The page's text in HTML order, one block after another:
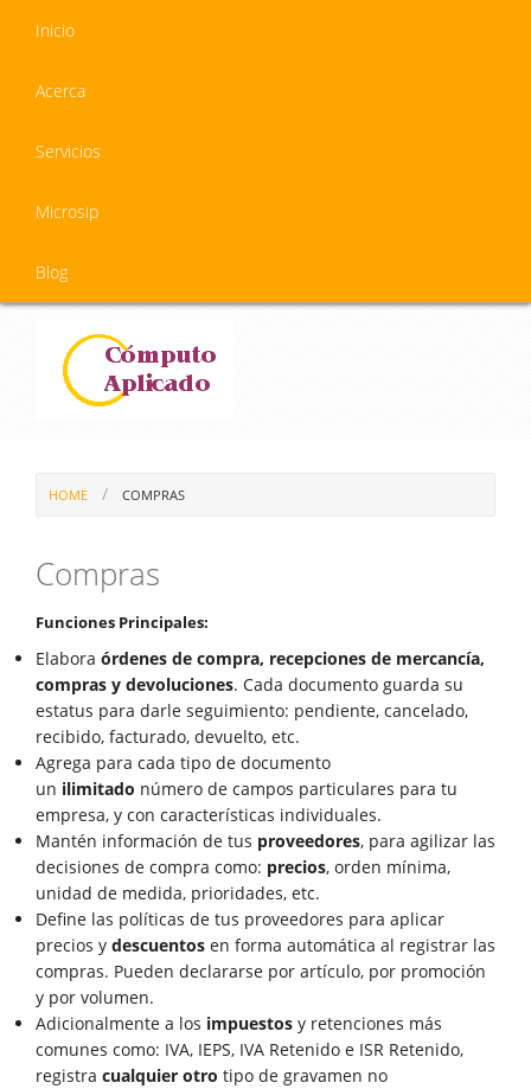
Inicio
Acerca
Servicios
Microsip
Blog
HOME COMPRAS
Compras
Funciones Principales:
Elabora órdenes de compra, recepciones de mercancía,
compras y devoluciones. Cada documento guarda su
estatus para darle seguimiento: pendiente, cancelado,
recibido, facturado, devuelto, etc.
Agrega para cada tipo de documento
un ilimitado número de campos particulares para tu
empresa, y con características individuales.
Mantén información de tus proveedores, para agilizar las
decisiones de compra como: precios, orden mínima,
unidad de medida, prioridades, etc.
Define las políticas de tus proveedores para aplicar
precios y descuentos en forma automática al registrar las
compras. Pueden declararse por artículo, por promoción
y por volumen.
Adicionalmente a los impuestos y retenciones más
comunes como: IVA, IEPS, IVA Retenido e ISR Retenido,
registra cualquier otro tipo de gravamen no